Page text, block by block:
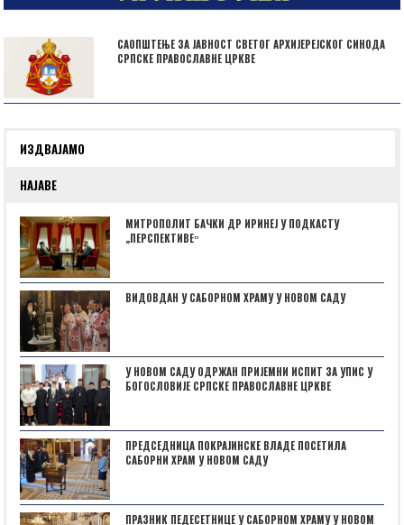
САОПШТЕЊЕ ЗА ЈАВНОСТ СВЕТОГ АРХИЈЕРЕЈСКОГ СИНОДА
СРПСКЕ ПРАВОСЛАВНЕ ЦРКВЕ
ИЗДВАЈАМО
НАЈАВЕ
МИТРОПОЛИТ БАЧКИ ДР ИРИНЕЈ У ПОДКАСТУ
„ПЕРСПЕКТИВЕˮ
ВИДОВДАН У САБОРНОМ ХРАМУ У НОВОМ САДУ
У НОВОМ САДУ ОДРЖАН ПРИЈЕМНИ ИСПИТ ЗА УПИС У
БОГОСЛОВИЈЕ СРПСКЕ ПРАВОСЛАВНЕ ЦРКВЕ
ПРЕДСЕДНИЦА ПОКРАЈИНСКЕ ВЛАДЕ ПОСЕТИЛА
САБОРНИ ХРАМ У НОВОМ САДУ
ПРАЗНИК ПЕДЕСЕТНИЦЕ У САБОРНОМ ХРАМУ У НОВОМ